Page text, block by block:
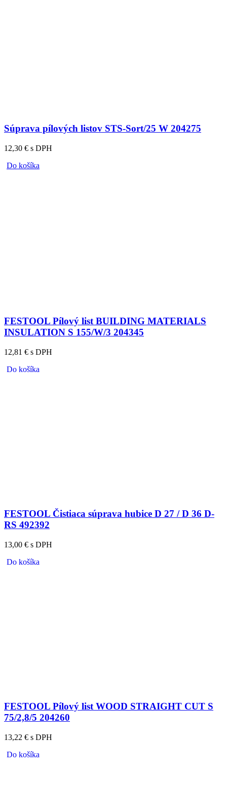
Súprava pílových listov STS-Sort/25 W 204275
12,30 € s DPH
Do košíka
FESTOOL Pílový list BUILDING MATERIALS
INSULATION S 155/W/3 204345
12,81 € s DPH
Do košíka
FESTOOL Čistiaca súprava hubice D 27 / D 36 D-
RS 492392
13,00 € s DPH
Do košíka
FESTOOL Pílový list WOOD STRAIGHT CUT S
75/2,8/5 204260
13,22 € s DPH
Do košíka